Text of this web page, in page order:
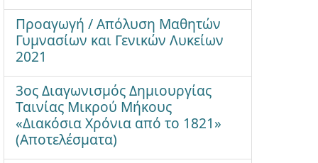
Προαγωγή / Απόλυση Μαθητών
Γυμνασίων και Γενικών Λυκείων
2021
3ος Διαγωνισμός Δημιουργίας
Ταινίας Μικρού Μήκους
«Διακόσια Χρόνια από το 1821»
(Αποτελέσματα)